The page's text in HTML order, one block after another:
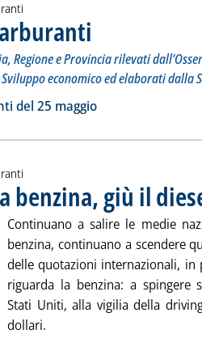
Regione e Provincia rilevati
economico ed elaborati dalla
prezzi carburanti'
notizia
del 25 maggio
benzina, giù il
Continuano a salire le medie
benzina, continuano a scendere
delle quotazioni internazionali, in
riguarda la benzina: a spingere
Stati Uniti, alla vigilia della
dollari.